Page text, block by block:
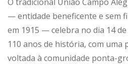
— entidade beneficente e sem
em 1915 — celebra no dia 14
110 anos de história, com uma
voltada à comunidade ponta-